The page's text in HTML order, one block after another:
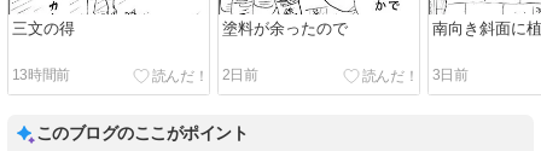
三文の得
13時間前
塗料が余ったので
2日前
南向き斜面に
3日前
このブログのここがポイント